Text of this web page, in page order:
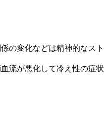
の変化などは精神的なスト
流が悪化して冷え性の症状